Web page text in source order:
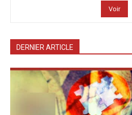
Voir
DERNIER ARTICLE